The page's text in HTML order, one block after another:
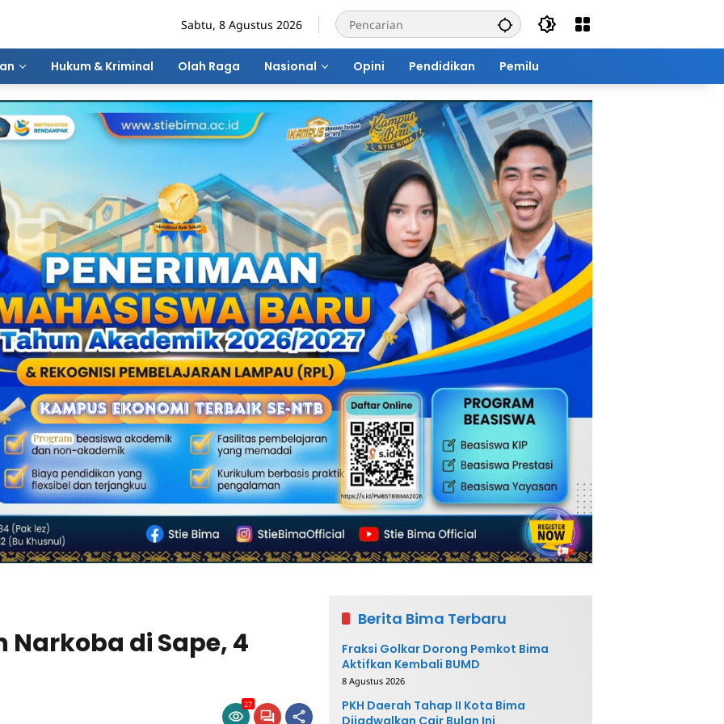
Sabtu, 8 Agustus 2026
Hukum & Kriminal Olah Raga Nasional Opini Pendidikan Pemilu
di Sape, 4
27
Berita Bima Terbaru
Fraksi Golkar Dorong Pemkot Bima
Aktifkan Kembali BUMD
8 Agustus 2026
PKH Daerah Tahap II Kota Bima
Dijadwalkan Cair Bulan Ini